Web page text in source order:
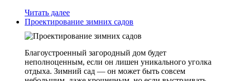
Читать далее
Проектирование зимних садов
Благоустроенный загородный дом будет
неполноценным, если он лишен уникального уголка
отдыха. Зимний сад — он может быть совсем